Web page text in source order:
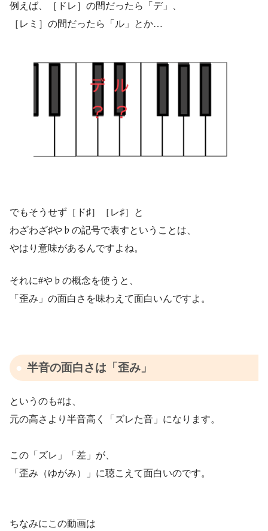
例えば、［ドレ］の間だったら「デ」、
［レミ］の間だったら「ル」とか…
でもそうせず［ド♯］［レ♯］と
わざわざ♯や♭の記号で表すということは、
やはり意味があるんですよね。
それに#や♭の概念を使うと、
「歪み」の面白さを味わえて面白いんですよ。
半音の面白さは「歪み」
というのも#は、
元の高さより半音高く「ズレた音」になります。
この「ズレ」「差」が、
「歪み（ゆがみ）」に聴こえて面白いのです。
ちなみにこの動画は